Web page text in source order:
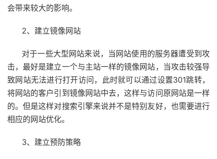
会带来较大的影响。
2、建立镜像网站
对于一些大型网站来说，当网站使用的服务器遭受到攻
击，最好是建立一个与主站一样的镜像网站，当攻击较强导
致网站无法进行打开访问，此时就可以通过设置301跳转，
将网站的客户引到镜像网站中去，这样与访问原网站是一样
的。但是这样对搜索引擎来说并不是特别友好，也需要进行
相应的网站优化。
3、建立预防策略